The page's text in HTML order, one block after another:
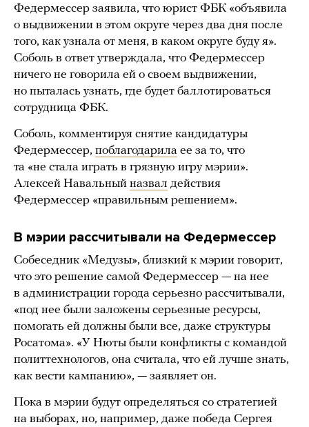
Федермессер заявила, что юрист ФБК «объявила
о выдвижении в этом округе через два дня после
того, как узнала от меня, в каком округе буду я».
Соболь в ответ утверждала, что Федермессер
ничего не говорила ей о своем выдвижении,
но пыталась узнать, где будет баллотироваться
сотрудница ФБК.
Соболь, комментируя снятие кандидатуры
Федермессер, поблагодарила ее за то, что
та «не стала играть в грязную игру мэрии».
Алексей Навальный назвал действия
Федермессер «правильным решением».
В мэрии рассчитывали на Федермессер
Собеседник «Медузы», близкий к мэрии говорит,
что это решение самой Федермессер — на нее
в администрации города серьезно рассчитывали,
«под нее были заложены серьезные ресурсы,
помогать ей должны были все, даже структуры
Росатома». «У Нюты были конфликты с командой
политтехнологов, она считала, что ей лучше знать,
как вести кампанию», — заявляет он.
Пока в мэрии будут определяться со стратегией
на выборах, но, например, даже победа Сергея